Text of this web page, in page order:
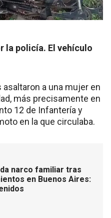
la policía. El vehículo
a una mujer en
más precisamente en
12 de Infantería y
en la que circulaba.
narco familiar tras
en Buenos Aires: